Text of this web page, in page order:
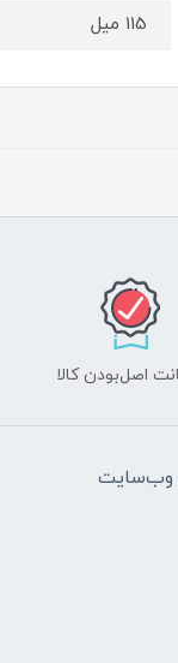
115 میل
اصل‌بودن کالا
وب‌سایت